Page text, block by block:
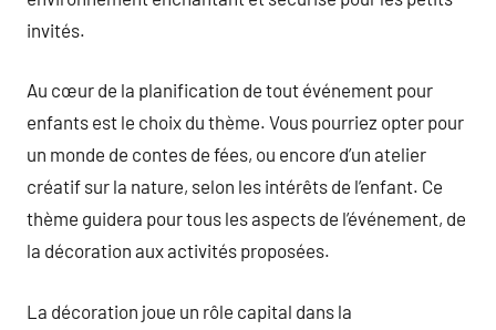
invités.
Au cœur de la planification de tout événement pour
enfants est le choix du thème. Vous pourriez opter pour
un monde de contes de fées, ou encore d’un atelier
créatif sur la nature, selon les intérêts de l’enfant. Ce
thème guidera pour tous les aspects de l’événement, de
la décoration aux activités proposées.
La décoration joue un rôle capital dans la